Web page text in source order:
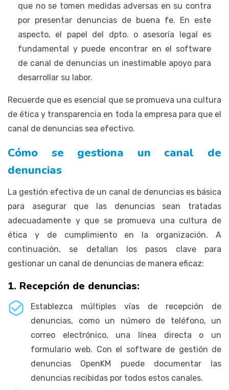
que no se tomen medidas adversas en su contra
por presentar denuncias de buena fe. En este
aspecto, el papel del dpto. o asesoría legal es
fundamental y puede encontrar en el software
de canal de denuncias un inestimable apoyo para
desarrollar su labor.
Recuerde que es esencial que se promueva una cultura
de ética y transparencia en toda la empresa para que el
canal de denuncias sea efectivo.
Cómo se gestiona un canal de
denuncias
La gestión efectiva de un canal de denuncias es básica
para asegurar que las denuncias sean tratadas
adecuadamente y que se promueva una cultura de
ética y de cumplimiento en la organización. A
continuación, se detallan los pasos clave para
gestionar un canal de denuncias de manera eficaz:
1. Recepción de denuncias:
Establezca múltiples vías de recepción de
denuncias, como un número de teléfono, un
correo electrónico, una línea directa o un
formulario web. Con el software de gestión de
denuncias OpenKM puede documentar las
denuncias recibidas por todos estos canales.